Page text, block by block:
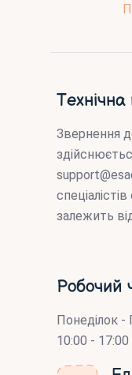
Звернення
залежить
Робочий
Понеділок -
10:00 - 17:00